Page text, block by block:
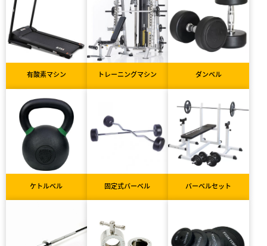
有酸素マシン トレーニングマシン ダンベル
ケトルベル 固定式バーベル バーベルセット